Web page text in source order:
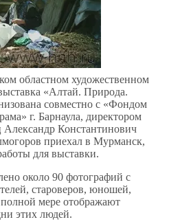
областном художественном
«Алтай. Природа.
совместно с «Фондом
г. Барнаула, директором
Александр Константинович
приехал в Мурманск,
для выставки.
около 90 фотографий с
староверов, юношей,
мере отображают
этих людей.